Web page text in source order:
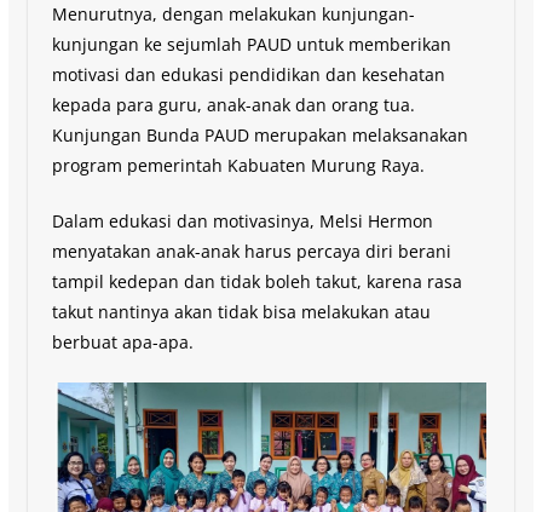
Menurutnya, dengan melakukan kunjungan-
kunjungan ke sejumlah PAUD untuk memberikan
motivasi dan edukasi pendidikan dan kesehatan
kepada para guru, anak-anak dan orang tua.
Kunjungan Bunda PAUD merupakan melaksanakan
program pemerintah Kabuaten Murung Raya.
Dalam edukasi dan motivasinya, Melsi Hermon
menyatakan anak-anak harus percaya diri berani
tampil kedepan dan tidak boleh takut, karena rasa
takut nantinya akan tidak bisa melakukan atau
berbuat apa-apa.